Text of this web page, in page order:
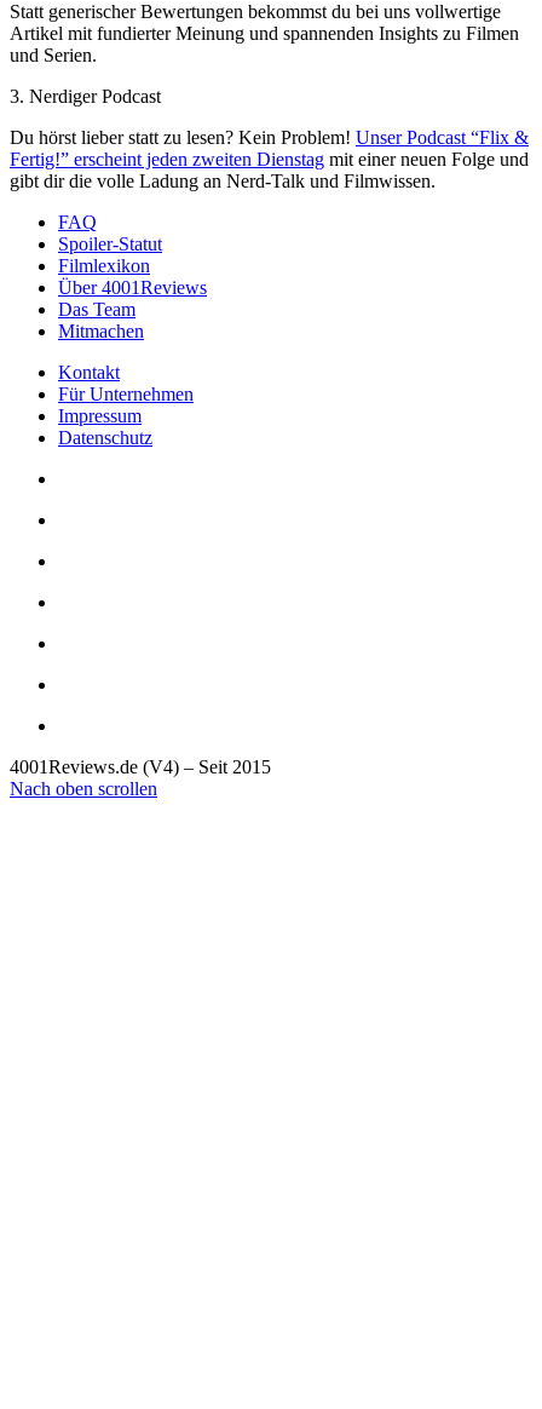
Statt generischer Bewertungen bekommst du bei uns vollwertige
Artikel mit fundierter Meinung und spannenden Insights zu Filmen
und Serien.
3. Nerdiger Podcast
Du hörst lieber statt zu lesen? Kein Problem! Unser Podcast “Flix &
Fertig!” erscheint jeden zweiten Dienstag mit einer neuen Folge und
gibt dir die volle Ladung an Nerd-Talk und Filmwissen.
FAQ
Spoiler-Statut
Filmlexikon
Über 4001Reviews
Das Team
Mitmachen
Kontakt
Für Unternehmen
Impressum
Datenschutz
4001Reviews.de (V4) – Seit 2015
Nach oben scrollen